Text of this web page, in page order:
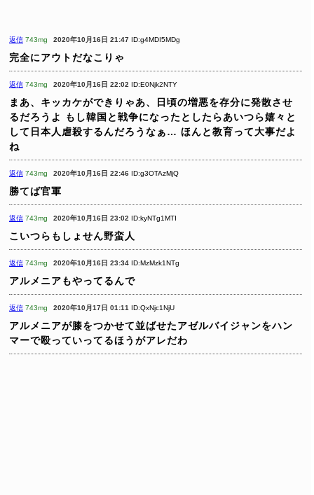
返信 743mg 2020年10月16日 21:47 ID:g4MDI5MDg
完全にアウトだなこりゃ
返信 743mg 2020年10月16日 22:02 ID:E0Njk2NTY
まあ、キッカケができりゃあ、日頃の増悪を存分に発散させ
るだろうよ
もし韓国と戦争になったとしたらあいつら嬉々と
して日本人虐殺するんだろうなぁ… ほんと教育って大事だよ
ね
返信 743mg 2020年10月16日 22:46 ID:g3OTAzMjQ
勝てば官軍
返信 743mg 2020年10月16日 23:02 ID:kyNTg1MTI
こいつらもしょせん野蛮人
返信 743mg 2020年10月16日 23:34 ID:MzMzk1NTg
アルメニアもやってるんで
返信 743mg 2020年10月17日 01:11 ID:QxNjc1NjU
アルメニアが膝をつかせて並ばせたアゼルバイジャンをハン
マーで殴っていってるほうがアレだわ